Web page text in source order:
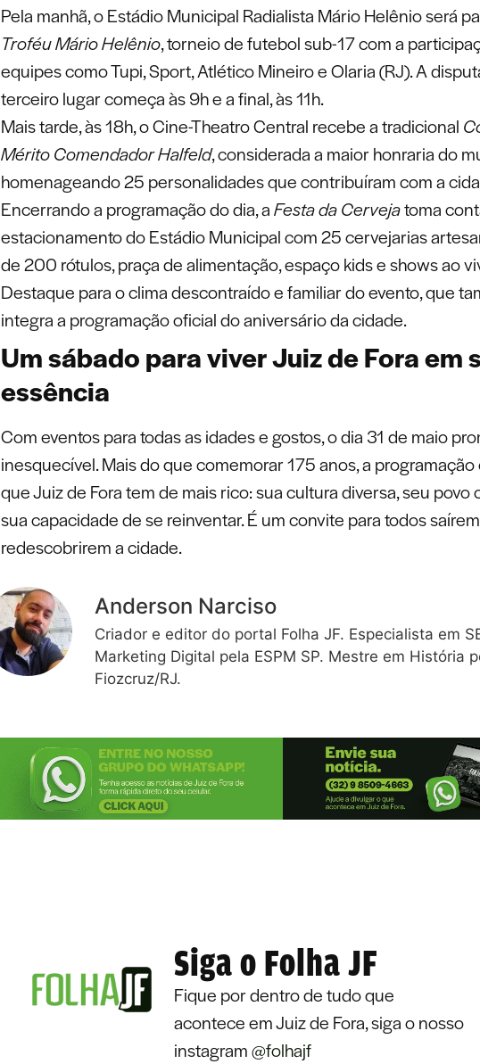
Pela manhã, o Estádio Municipal Radialista Mário Helênio será
Troféu Mário Helênio, torneio de futebol sub-17 com a
equipes como Tupi, Sport, Atlético Mineiro e Olaria (RJ). A
terceiro lugar começa às 9h e a final, às 11h.
Mais tarde, às 18h, o Cine-Theatro Central recebe a tradicional
Mérito Comendador Halfeld, considerada a maior honraria do
homenageando 25 personalidades que contribuíram com a
Encerrando a programação do dia, aFesta da Cervejatoma
estacionamento do Estádio Municipal com 25 cervejarias
de 200 rótulos, praça de alimentação, espaço kids e shows ao
Destaque para o clima descontraído e familiar do evento, que
integra a programação oficial do aniversário da cidade.
Um sábado para viver Juiz de Fora em
essência
Com eventos para todas as idades e gostos, o dia 31 de maio
inesquecível. Mais do que comemorar 175 anos, a
que Juiz de Fora tem de mais rico: sua cultura diversa, seu povo
sua capacidade de se reinventar. É um convite para todos
redescobrirem a cidade.
Anderson Narciso
Criador e editor do portal Folha JF. Especialista em
Marketing Digital pela ESPM SP. Mestre em História
Fiozcruz/RJ.
Siga o Folha JF
Fique por dentro de tudo que
acontece em Juiz de Fora, siga o nosso
instagram@folhajf